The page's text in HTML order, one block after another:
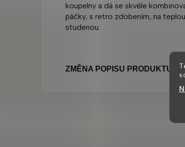
koupelny a dá se skvěle
páčky, s retro zdobením, na
studenou.
ZMĚNA POPISU PRODUKTU